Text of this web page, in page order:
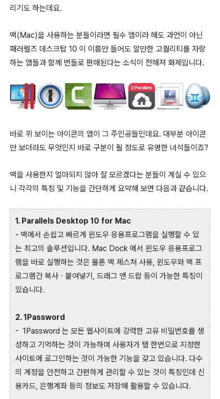
리기도 하는데요.
맥(Mac)을 사용하는 분들이라면 필수 앱이라 해도 과언이 아닌
패러렐즈 데스크탑 10 이 이름만 들어도 알만한 고퀄리티를 자랑
하는 앱들과 함께 번들로 판매된다는 소식이 전해져 화제입니다.
바로 위 보이는 아이콘의 앱이 그 주인공들인데요. 대부분 아이콘
만 보더라도 무엇인지 바로 구분이 될 정도로 유명한 녀석들이죠?
맥을 사용한지 얼마되지 않아 잘 모르겠다는 분들이 계실 수 있으
니 각각의 특징 및 기능을 간단하게 요약해 보면 다음과 같습니다.
1. Parallels Desktop 10 for Mac
- 맥에서 손쉽고 빠르게 윈도우 응용프로그램을 실행할 수 있
는 최고의 솔루션입니다. Mac Dock 에서 윈도우 응용프로그
램을 바로 실행하는 것은 물론 맥 제스쳐 사용, 윈도우와 맥 프
로그램간 복사ㆍ붙여넣기, 드래그 앤 드랍 등이 가능한 특징이
있습니다.
2. 1Password
- 1Password 는 모든 웹사이트에 강력한 고유 비밀번호를 생
성하고 기억하는 것이 가능하며 사용자가 탭 한번으로 지정한
사이트에 로그인하는 것이 가능한 기능을 갖고 있습니다. 다수
의 계정을 안전하고 간편하게 관리할 수 있는 것이 특징인데 신
용카드, 은행계좌 등의 정보도 저장해 활용할 수 있습니다.